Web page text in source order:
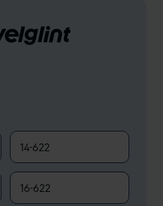
14-622
16-622